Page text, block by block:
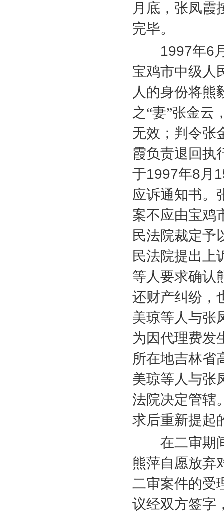
月底，张凤霞
完毕。
1997年6
宝鸡市中级人
人的身份将熊
之“妻”张金云
无效；判令张
霞负责退回执
于1997年8月
应诉通知书。
案不应由宝鸡
民法院裁定予
民法院提出上
等人要求确认
还财产纠纷，
美琼等人与张
为因代理费发
所在地吉林省
美琼等人与张
法院决定管辖
求后重新提起
在二审期间
熊萍自愿放弃
二审案件的受
议经双方签字